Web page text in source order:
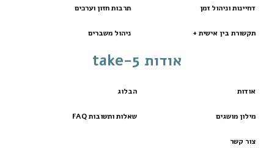
אודות take-5
אודות הבלוג
מילון מושגים שאלות ותשובות FAQ
צור קשר
תרבות חזון וערכים
ניהול משברים
דחיינות וניהול זמן
תקשורת בין אישית +